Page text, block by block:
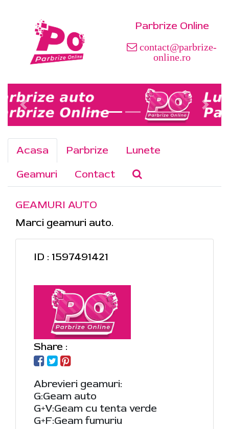
Parbrize Online
contact@parbrize-
online.ro
Acasa Parbrize
Lunete
Geamuri
Contact
GEAMURI AUTO
Marci geamuri auto.
ID : 1597491421
Share :
Abrevieri geamuri:
G:Geam auto
G+V:Geam cu tenta verde
G+F:Geam fumuriu